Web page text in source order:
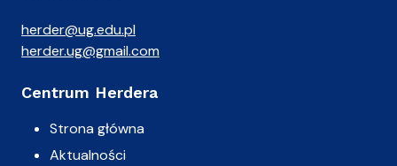
herder@ug.edu.pl
herder.ug@gmail.com
Centrum Herdera
Strona główna
Aktualności